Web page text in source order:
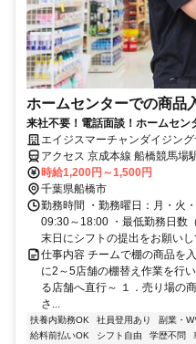
ホームセンターでの商品
来社不要！電話面談！ホームセン
行う簡単軽作業
エイジスマーチャンダイジン
アクセス 京成本線 船橋競馬
時給1,200円～1,500円
千葉県船橋市
勤務時間 ・勤務曜日：月・火
09:30～18:00 ・最低勤務日数
末日にシフトの提出をお願い
仕事内容 チームで棚の商品を
に2～5店舗の棚替え作業を行
る店舗へ直行～ １．売り場の
さ...
扶養内勤務OK 社員登用あり 副業・
給料前払いOK
シフト自由 学歴不問